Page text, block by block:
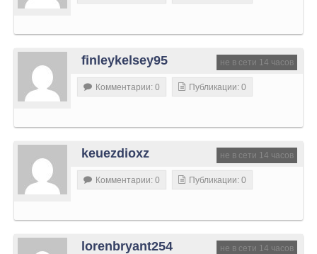
не в сети 14 часов
finleykelsey95
Комментарии: 0 Публикации: 0
не в сети 14 часов
keuezdioxz
Комментарии: 0 Публикации: 0
не в сети 14 часов
lorenbryant254